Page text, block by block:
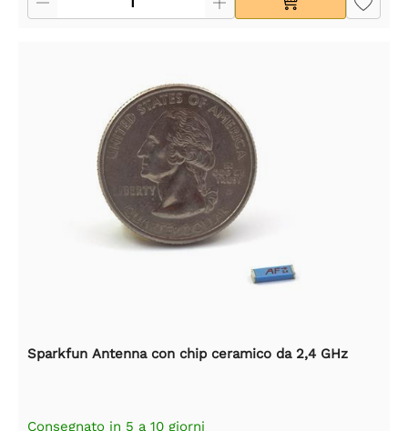
Sparkfun Antenna con chip ceramico da 2,4 GHz
Consegnato in 5 a 10 giorni